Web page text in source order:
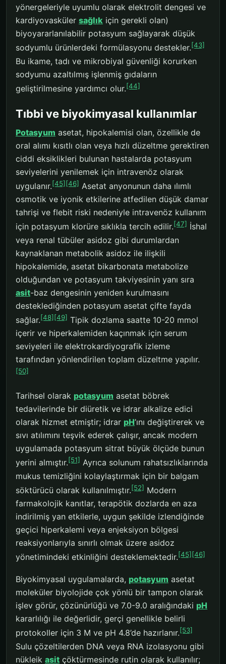
yönergeleriyle uyumlu olarak elektrolit dengesi ve
kardiyovasküler sağlık için gerekli olan)
biyoyararlanılabilir potasyum sağlayarak düşük
sodyumlu ürünlerdeki formülasyonu destekler.[43]
Bu ikame, tadı ve mikrobiyal güvenliği korurken
sodyumu azaltılmış işlenmiş gıdaların
geliştirilmesine yardımcı olur.[44]
Tıbbi ve biyokimyasal kullanımlar
Potasyum asetat, hipokalemisi olan, özellikle de
oral alımı kısıtlı olan veya hızlı düzeltme gerektiren
ciddi eksiklikleri bulunan hastalarda potasyum
seviyelerini yenilemek için intravenöz olarak
uygulanır.[45] [46] Asetat anyonunun daha ılımlı
osmotik ve iyonik etkilerine atfedilen düşük damar
tahrişi ve flebit riski nedeniyle intravenöz kullanım
için potasyum klorüre sıklıkla tercih edilir.[47] İshal
veya renal tübüler asidoz gibi durumlardan
kaynaklanan metabolik asidoz ile ilişkili
hipokalemide, asetat bikarbonata metabolize
olduğundan ve potasyum takviyesinin yanı sıra
asit-baz dengesinin yeniden kurulmasını
desteklediğinden potasyum asetat çifte fayda
sağlar.[48] [49] Tipik dozlama saatte 10-20 mmol
içerir ve hiperkalemiden kaçınmak için serum
seviyeleri ile elektrokardiyografik izleme
tarafından yönlendirilen toplam düzeltme yapılır.
[50]
Tarihsel olarak potasyum asetat böbrek
tedavilerinde bir diüretik ve idrar alkalize edici
olarak hizmet etmiştir; idrar pH’ını değiştirerek ve
sıvı atılımını teşvik ederek çalışır, ancak modern
uygulamada potasyum sitrat büyük ölçüde bunun
yerini almıştır.[51] Ayrıca solunum rahatsızlıklarında
mukus temizliğini kolaylaştırmak için bir balgam
söktürücü olarak kullanılmıştır.[52] Modern
farmakolojik kanıtlar, terapötik dozlarda en aza
indirilmiş yan etkilerle, uygun şekilde izlendiğinde
geçici hiperkalemi veya enjeksiyon bölgesi
reaksiyonlarıyla sınırlı olmak üzere asidoz
yönetimindeki etkinliğini desteklemektedir.[45] [46]
Biyokimyasal uygulamalarda, potasyum asetat
moleküler biyolojide çok yönlü bir tampon olarak
işlev görür, çözünürlüğü ve 7.0-9.0 aralığındaki pH
kararlılığı ile değerlidir, gerçi genellikle belirli
protokoller için 3 M ve pH 4.8’de hazırlanır.[53]
Sulu çözeltilerden DNA veya RNA izolasyonu gibi
nükleik asit çöktürmesinde rutin olarak kullanılır;